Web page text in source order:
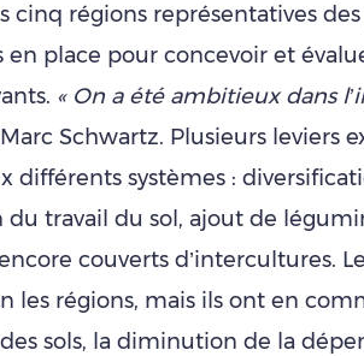
cinq régions représentatives
place pour concevoir et
« On a été ambitieux dans
Schwartz. Plusieurs leviers
différents systèmes :
travail du sol, ajout de
couverts d’intercultures.
les régions, mais ils ont en
sols, la diminution de la